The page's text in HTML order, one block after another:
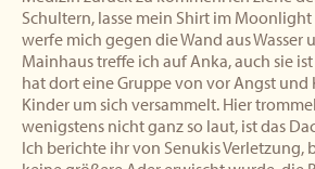
Schultern, lasse mein Shirt im
werfe mich gegen die Wand aus Wasser
Mainhaus treffe ich auf Anka, auch sie
hat dort eine Gruppe von vor Angst und
Kinder um sich versammelt. Hier
wenigstens nicht ganz so laut, ist das
Ich berichte ihr von Senukis Verletzung,